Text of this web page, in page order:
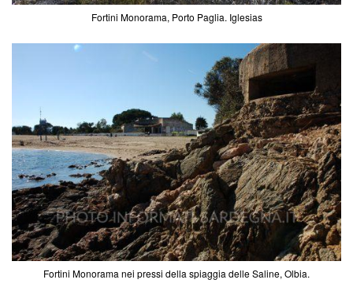
Fortini Monorama, Porto Paglia. Iglesias
Fortini Monorama nei pressi della spiaggia delle Saline, Olbia.